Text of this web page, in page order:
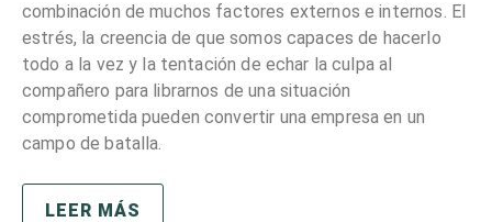
combinación de muchos factores externos e internos. El
estrés, la creencia de que somos capaces de hacerlo
todo a la vez y la tentación de echar la culpa al
compañero para librarnos de una situación
comprometida pueden convertir una empresa en un
campo de batalla.
LEER MÁS